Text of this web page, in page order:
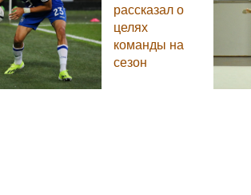
рассказал о
целях
команды на
сезон